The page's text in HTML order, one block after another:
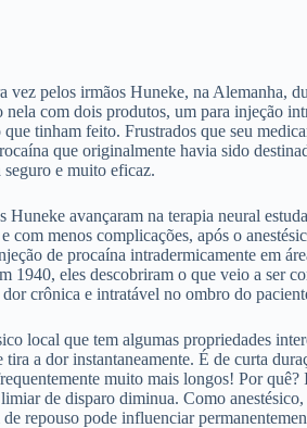
vez pelos irmãos Huneke, na Alemanha,
com dois produtos, um para injeção
tinham feito. Frustrados que seu
que originalmente havia sido
seguro e muito eficaz.
Huneke avançaram na terapia neural
com menos complicações, após o
de procaína intradermicamente em
eles descobriram o que veio a ser
crônica e intratável no ombro do
local que tem algumas propriedades
a dor instantaneamente. É de curta
muito mais longos! Por
de disparo diminua. Como
repouso pode influenciar